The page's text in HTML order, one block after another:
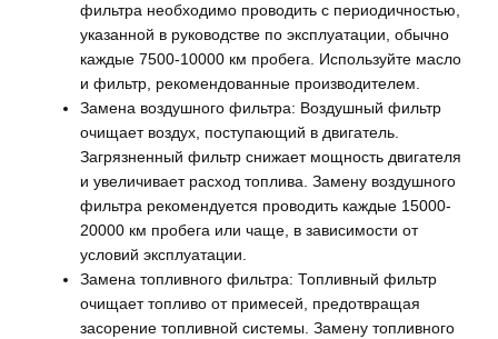
фильтра необходимо проводить с периодичностью,
указанной в руководстве по эксплуатации, обычно
каждые 7500-10000 км пробега. Используйте масло
и фильтр, рекомендованные производителем.
Замена воздушного фильтра: Воздушный фильтр
очищает воздух, поступающий в двигатель.
Загрязненный фильтр снижает мощность двигателя
и увеличивает расход топлива. Замену воздушного
фильтра рекомендуется проводить каждые 15000-
20000 км пробега или чаще, в зависимости от
условий эксплуатации.
Замена топливного фильтра: Топливный фильтр
очищает топливо от примесей, предотвращая
засорение топливной системы. Замену топливного